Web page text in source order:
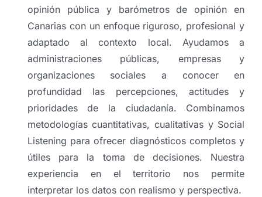
opinión pública y barómetros de opinión en
Canarias con un enfoque riguroso, profesional y
adaptado al contexto local. Ayudamos a
administraciones públicas, empresas y
organizaciones sociales a conocer en
profundidad las percepciones, actitudes y
prioridades de la ciudadanía. Combinamos
metodologías cuantitativas, cualitativas y Social
Listening para ofrecer diagnósticos completos y
útiles para la toma de decisiones. Nuestra
experiencia en el territorio nos permite
interpretar los datos con realismo y perspectiva.